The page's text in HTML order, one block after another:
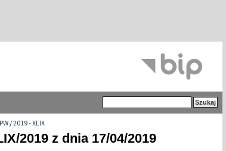
/2019 - XLIX
2019 z dnia 17/04/2019